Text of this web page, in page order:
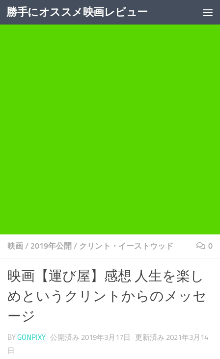
コンテンツへスキップ
勝手にオススメ映画レビュー
映画 / 2019年公開 / クリント・イーストウッド 0
映画【運び屋】感想 人生を楽し
めというクリントからのメッセ
ージ
BYGONPIXY · 公開済み 2019年3月17日 · 更新済み 2021年3月14
日